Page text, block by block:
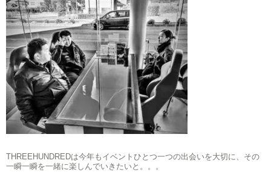
THREEHUNDREDは今年もイベントひとつ一つの出会いを大切に、その
一瞬一瞬を一緒に楽しんでいきたいと。。。